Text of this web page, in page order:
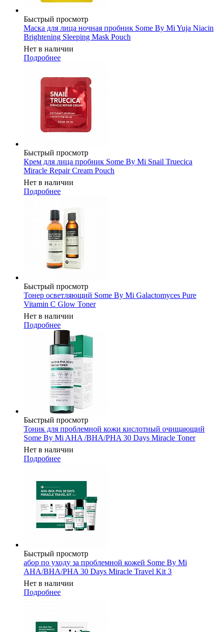
Быстрый просмотр
Маска для лица ночная пробник Some By Mi Yuja Niacin
Brightening Sleeping Mask Pouch
Нет в наличии
Подробнее
Быстрый просмотр
Крем для лица пробник Some By Mi Snail Truecica
Miracle Repair Cream Pouch
Нет в наличии
Подробнее
Быстрый просмотр
Тонер осветляющий Some By Mi Galactomyces Pure
Vitamin C Glow Toner
Нет в наличии
Подробнее
Быстрый просмотр
Тоник для проблемной кожи кислотный очищающий
Some By Mi AHA /BHA/PHA 30 Days Miracle Toner
Нет в наличии
Подробнее
Быстрый просмотр
абор по уходу за проблемной кожей Some By Mi
AHA/BHA/PHA 30 Days Miracle Travel Kit 3
Нет в наличии
Подробнее